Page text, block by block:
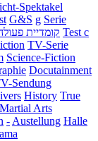
Spektakel
G&S g Serie
קומדיית Test c
TV-Serie
Science-Fiction
Docutainment
Sendung
History True
Martial Arts
- Austellung Halle